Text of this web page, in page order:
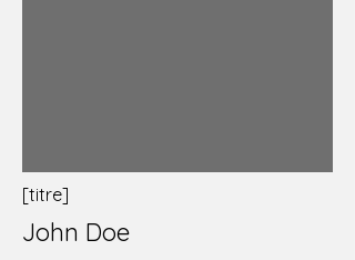
[titre]
John Doe